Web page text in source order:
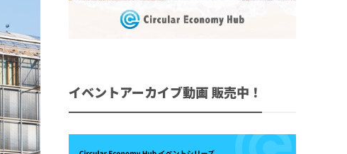
イベントアーカイブ動画 販売中！